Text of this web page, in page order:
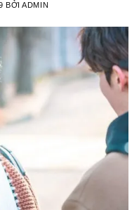
BỞIADMIN